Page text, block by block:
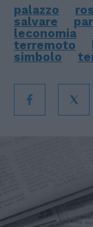
palazzo
salvare
leconomia
terremoto
simbolo